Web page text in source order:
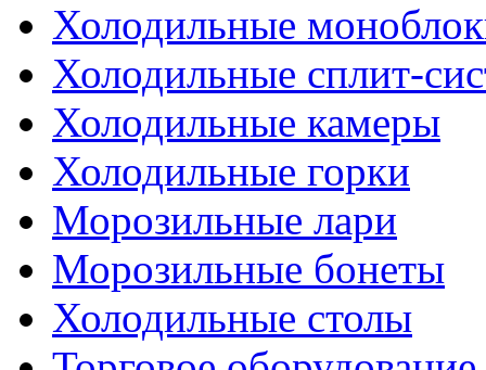
Холодильные
Холодильные сплит-
Холодильные камеры
Холодильные горки
Морозильные лари
Морозильные бонеты
Холодильные столы